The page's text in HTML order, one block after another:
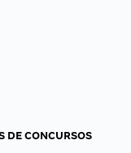
DE CONCURSOS